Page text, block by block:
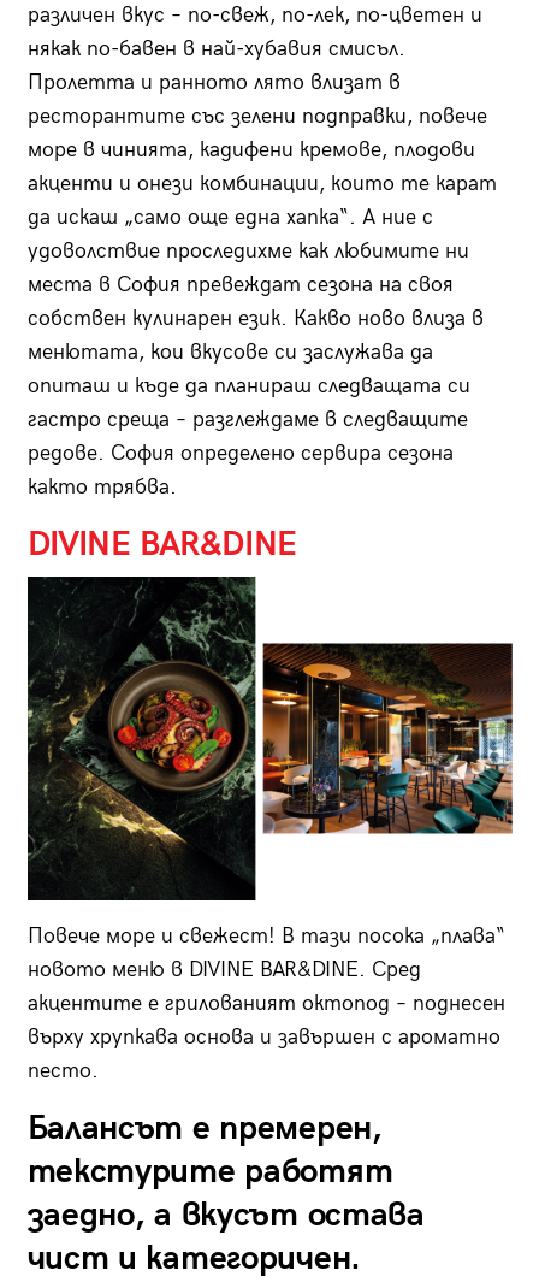
различен вкус – по-свеж, по-лек, по-цветен и
някак по-бавен в най-хубавия смисъл.
Пролетта и ранното лято влизат в
ресторантите със зелени подправки, повече
море в чинията, кадифени кремове, плодови
акценти и онези комбинации, които те карат
да искаш „само още една хапка“. А ние с
удоволствие проследихме как любимите ни
места в София превеждат сезона на своя
собствен кулинарен език. Какво ново влиза в
менютата, кои вкусове си заслужава да
опиташ и къде да планираш следващата си
гастро среща – разглеждаме в следващите
редове. София определено сервира сезона
както трябва.
DIVINE BAR&DINE
Повече море и свежест! В тази посока „плава“
новото меню в DIVINE BAR&DINE. Сред
акцентите е грилованият октопод – поднесен
върху хрупкава основа и завършен с ароматно
песто.
Балансът е премерен,
текстурите работят
заедно, а вкусът остава
чист и категоричен.